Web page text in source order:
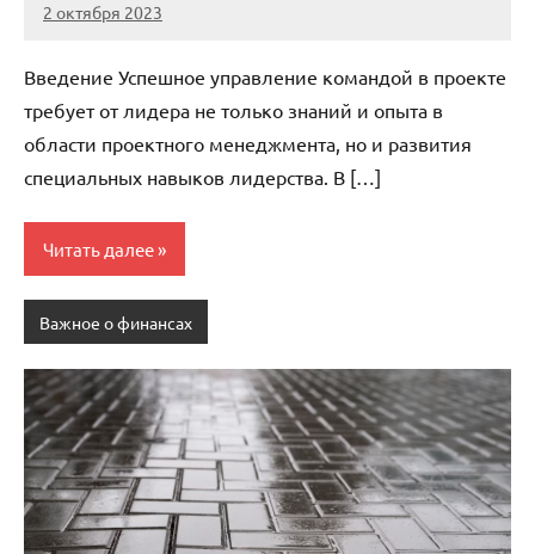
2 октября 2023
Avtor
Нет
Введение Успешное управление командой в проекте
требует от лидера не только знаний и опыта в
области проектного менеджмента, но и развития
специальных навыков лидерства. В […]
Читать далее
Важное о финансах